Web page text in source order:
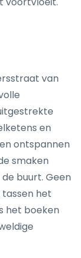
van
en
ontspannen
smaken
buurt. Geen
tassen het
het boeken